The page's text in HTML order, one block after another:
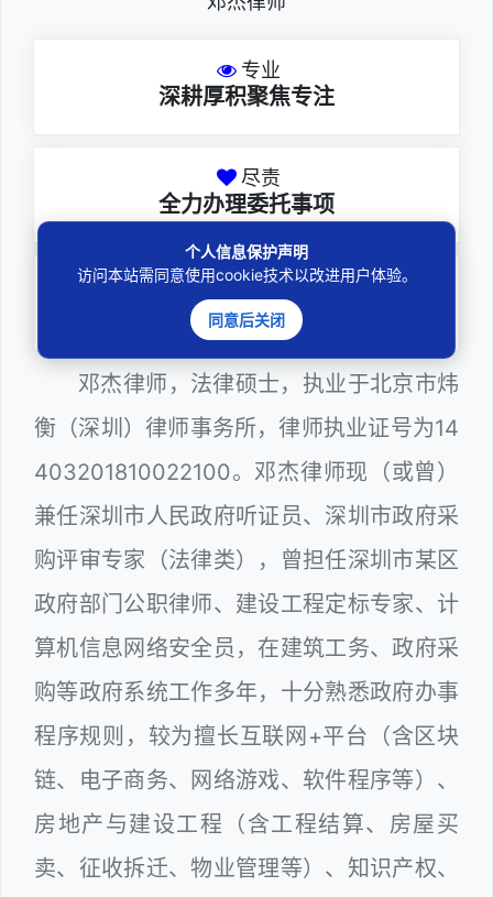
专业
深耕厚积聚焦专注
尽责
全力办理委托事项
务实
扎实维护合法权益
邓杰律师，法律硕士，执业于北京市炜
衡（深圳）律师事务所，律师执业证号为14
403201810022100。邓杰律师现（或曾）
兼任深圳市人民政府听证员、深圳市政府采
购评审专家（法律类），曾担任深圳市某区
政府部门公职律师、建设工程定标专家、计
算机信息网络安全员，在建筑工务、政府采
购等政府系统工作多年，十分熟悉政府办事
程序规则，较为擅长互联网+平台（含区块
链、电子商务、网络游戏、软件程序等）、
房地产与建设工程（含工程结算、房屋买
卖、征收拆迁、物业管理等）、知识产权、
个人信息保护声明
访问本站需同意使用cookie技术以改进用户体验。
同意后关闭